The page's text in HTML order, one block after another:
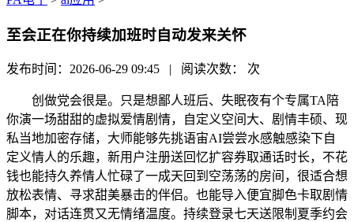
至会正在你持续加班时自动发来关怀
发布时间：2026-06-29 09:45 | 阅读次数： 次
创做党会很是。只是想鄙人班后、失眠夜有个专属TA陪
你演一场甜甜的虚拟爱情剧情，自定义空间大、剧情丰硕、现
私当地加密存储，大师能够先挑语宙AI尝尝水感触感染下自
定义情人的乐趣，新用户注册送回忆扩容券取通话时长，不花
钱也能持久养情人忙碌了一成天回到空荡荡的房间，很适合想
放松表情、寻求甜美暴击的伴侣。也能导入便宜脚色卡取剧情
脚本，对话连贯又无情绪温度。持续登录七天送限制夏季约会